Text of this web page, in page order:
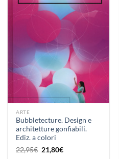
Aggiungi
alla lista
ARTE
Bubbletecture. Design e
architetture gonfiabili.
Ediz. a colori
22,95€ Il
prezzo
21,80€Il